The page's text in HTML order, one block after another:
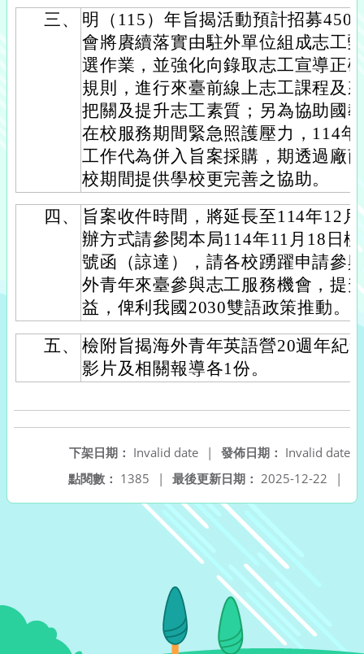
三、
明（115）年旨揭活動預計招募450
會將賡續落實由駐外單位組成志工
選作業，並強化向錄取志工宣導正
規則，進行來臺前線上志工課程及
把關及提升志工素質；另為協助國
在校服務期間緊急照護壓力，114
工作代為併入旨案採購，期透過廠
校期間提供學校更完善之協助。
四、
旨案收件時間，將延長至114年12
辦方式請參閱本局114年11月18日
號函（諒達），請各校踴躍申請參
外青年來臺參與志工服務機會，提
益，俾利我國2030雙語政策推動。
五、
檢附旨揭海外青年英語營20週年紀
影片及相關報導各1份。
發佈日期： Invalid date
下架日期： Invalid date
|
最後更新日期： 2025-12-22 |
點閱數： 1385 |